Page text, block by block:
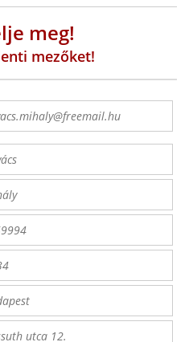
meg!
mezőket!